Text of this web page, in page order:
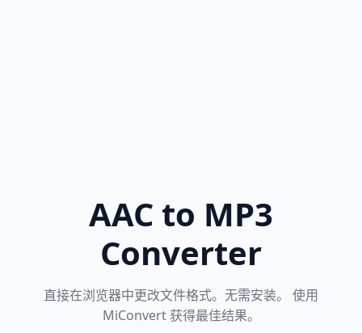
AAC to MP3
Converter
直接在浏览器中更改文件格式。无需安装。 使用
MiConvert 获得最佳结果。